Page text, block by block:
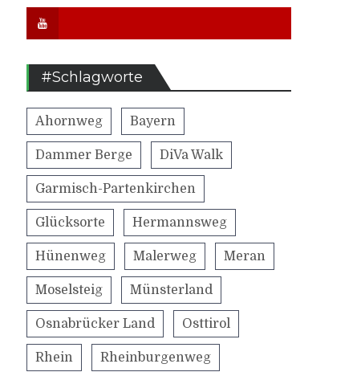
#Schlagworte
Ahornweg Bayern
Dammer Berge DiVa Walk
Garmisch-Partenkirchen
Glücksorte Hermannsweg
Hünenweg Malerweg Meran
Moselsteig Münsterland
Osnabrücker Land Osttirol
Rhein Rheinburgenweg